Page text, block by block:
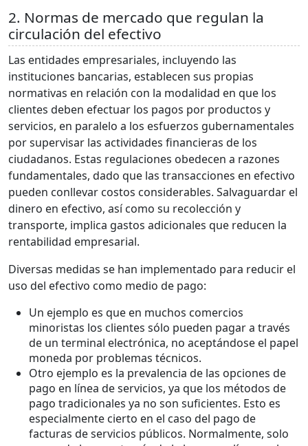
2. Normas de mercado que regulan la
circulación del efectivo
Las entidades empresariales, incluyendo las
instituciones bancarias, establecen sus propias
normativas en relación con la modalidad en que los
clientes deben efectuar los pagos por productos y
servicios, en paralelo a los esfuerzos gubernamentales
por supervisar las actividades financieras de los
ciudadanos. Estas regulaciones obedecen a razones
fundamentales, dado que las transacciones en efectivo
pueden conllevar costos considerables. Salvaguardar el
dinero en efectivo, así como su recolección y
transporte, implica gastos adicionales que reducen la
rentabilidad empresarial.
Diversas medidas se han implementado para reducir el
uso del efectivo como medio de pago:
Un ejemplo es que en muchos comercios
minoristas los clientes sólo pueden pagar a través
de un terminal electrónica, no aceptándose el papel
moneda por problemas técnicos.
Otro ejemplo es la prevalencia de las opciones de
pago en línea de servicios, ya que los métodos de
pago tradicionales ya no son suficientes. Esto es
especialmente cierto en el caso del pago de
facturas de servicios públicos. Normalmente, solo